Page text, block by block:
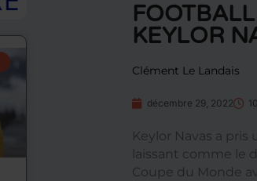
KEYLOR
Clément Le Landais
décembre 29, 2022
Keylor Navas a pris
laissant comme le
Coupe du Monde